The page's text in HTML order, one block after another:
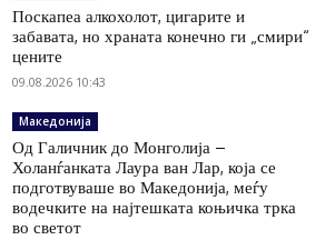
Поскапеа алкохолот, цигарите и
забавата, но храната конечно ги „смири“
цените
09.08.2026 10:43
Македонија
Од Галичник до Монголија –
Холанѓанката Лаура ван Лар, која се
подготвуваше во Македонија, меѓу
водечките на најтешката коњичка трка
во светот